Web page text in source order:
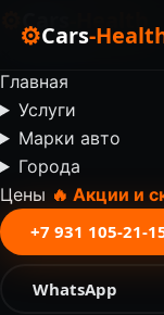
⚙Cars-
Cars -Health
Главная
Услуги
Марки авто
Города
Цены 🔥 Акции и
+7 931 105-21-
WhatsApp